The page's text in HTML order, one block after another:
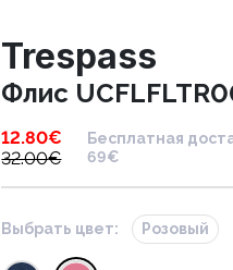
Trespass
Флис
12.80€
32.00€
Бесплатная
69€
Выбрать цвет: Розовый